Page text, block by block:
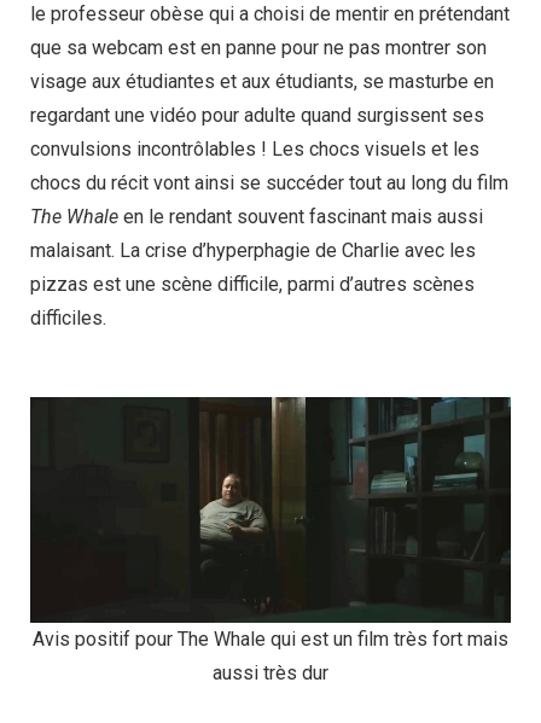
le professeur obèse qui a choisi de mentir en prétendant
que sa webcam est en panne pour ne pas montrer son
visage aux étudiantes et aux étudiants, se masturbe en
regardant une vidéo pour adulte quand surgissent ses
convulsions incontrôlables ! Les chocs visuels et les
chocs du récit vont ainsi se succéder tout au long du film
The Whale en le rendant souvent fascinant mais aussi
malaisant. La crise d’hyperphagie de Charlie avec les
pizzas est une scène difficile, parmi d’autres scènes
difficiles.
Avis positif pour The Whale qui est un film très fort mais
aussi très dur